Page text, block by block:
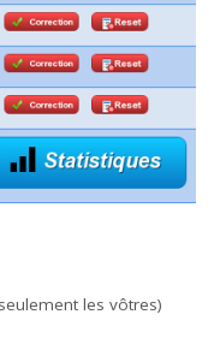
les vôtres)